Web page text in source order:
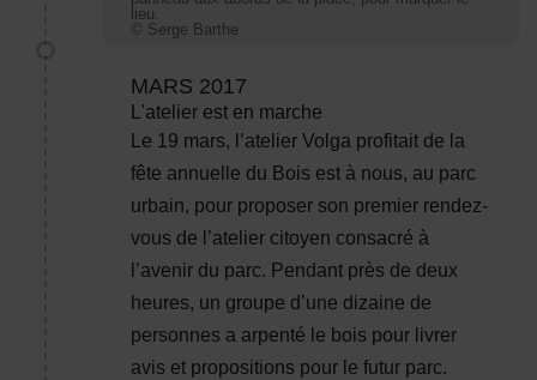
lieu.
© Serge Barthe
MARS 2017
L'atelier est en marche
Le 19 mars, l’atelier Volga profitait de la
fête annuelle du Bois est à nous, au parc
urbain, pour proposer son premier rendez-
vous de l’atelier citoyen consacré à
l’avenir du parc. Pendant près de deux
heures, un groupe d’une dizaine de
personnes a arpenté le bois pour livrer
avis et propositions pour le futur parc.